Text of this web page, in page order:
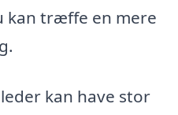
kan træffe en mere
kan have stor